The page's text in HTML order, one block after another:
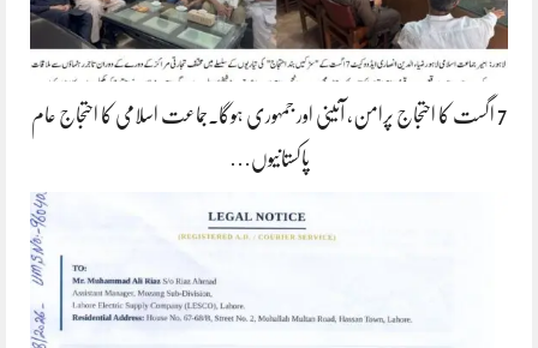
7 اگست کا احتجاج پرامن، آئینی اور جمہوری ہوگا۔جماعت اسلامی کا احتجاج عام
پاکستانیوں…